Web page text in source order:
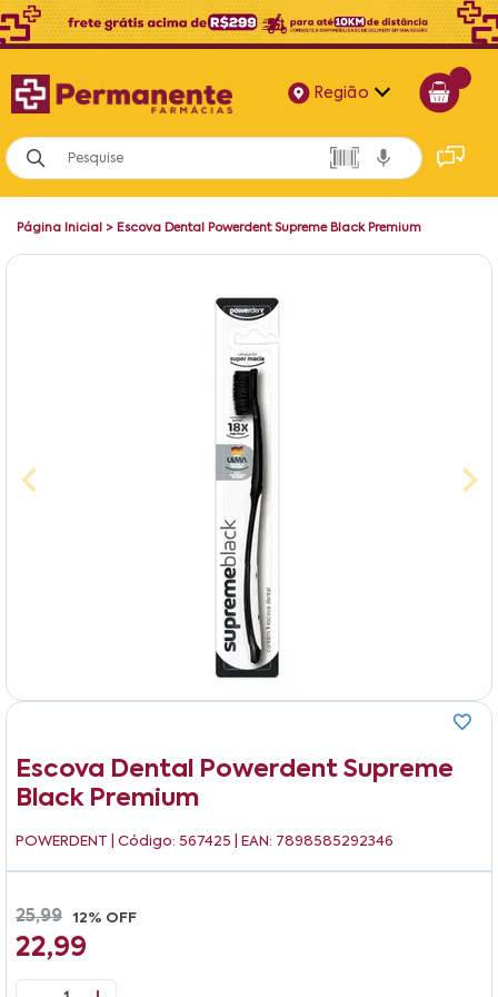
Região
Alagoas
Bahia
Página Inicial > Escova Dental Powerdent Supreme Black Premium
Escova Dental Powerdent Supreme
Black Premium
POWERDENT | Código: 567425 | EAN: 7898585292346
25,99 12% OFF
22,99